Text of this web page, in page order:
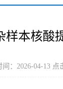
样本核酸
：2026-04-13 点